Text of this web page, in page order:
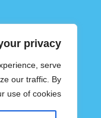
privacy
serve
our traffic. By
use of cookies.
צימרים